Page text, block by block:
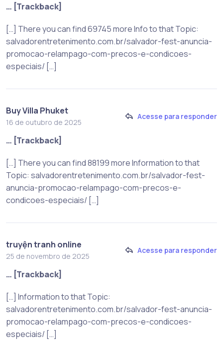
… [Trackback]
[…] There you can find 69745 more Info to that Topic:
salvadorentretenimento.com.br/salvador-fest-anuncia-
promocao-relampago-com-precos-e-condicoes-
especiais/ […]
Buy Villa Phuket
16 de outubro de 2025
Acesse para responder
… [Trackback]
[…] There you can find 88199 more Information to that
Topic: salvadorentretenimento.com.br/salvador-fest-
anuncia-promocao-relampago-com-precos-e-
condicoes-especiais/ […]
truyện tranh online
25 de novembro de 2025
Acesse para responder
… [Trackback]
[…] Information to that Topic:
salvadorentretenimento.com.br/salvador-fest-anuncia-
promocao-relampago-com-precos-e-condicoes-
especiais/ […]